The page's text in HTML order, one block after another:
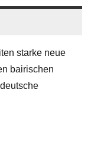
starke neue
bairischen